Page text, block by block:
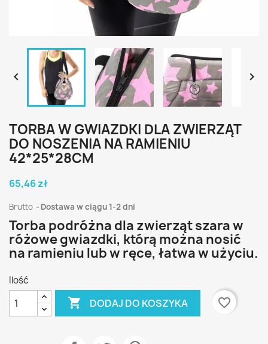
 
TORBA W GWIAZDKI DLA ZWIERZĄT
DO NOSZENIA NA RAMIENIU
42*25*28CM
65,46 zł
Brutto Dostawa w ciągu 1-2 dni
Torba podróżna dla zwierząt szara w
różowe gwiazdki, którą można nosić
na ramieniu lub w ręce, łatwa w użyciu.
Ilość
 DODAJ DO KOSZYKA favorite_border